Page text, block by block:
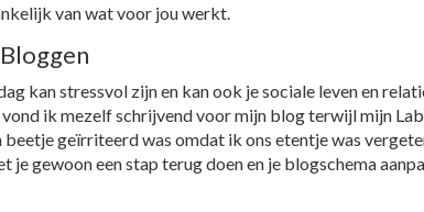
van wat voor jou werkt.
kan stressvol zijn en kan ook je sociale leven en
vond ik mezelf schrijvend voor mijn blog terwijl mijn
beetje geïrriteerd was omdat ik ons etentje was
je gewoon een stap terug doen en je blogschema